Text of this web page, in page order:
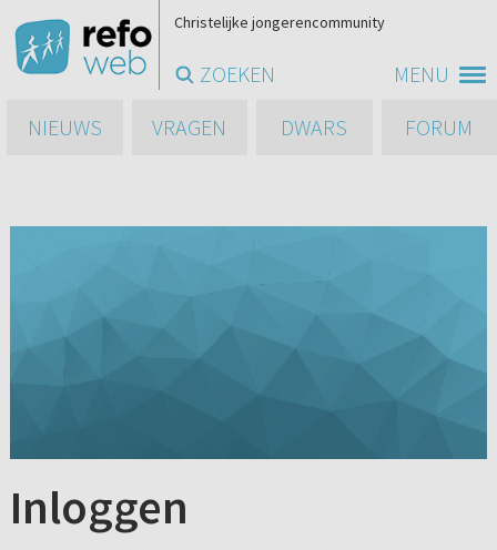
MENU
Christelijke jongerencommunity
ZOEKEN
NIEUWS
VRAGEN DWARS FORUM
Inloggen